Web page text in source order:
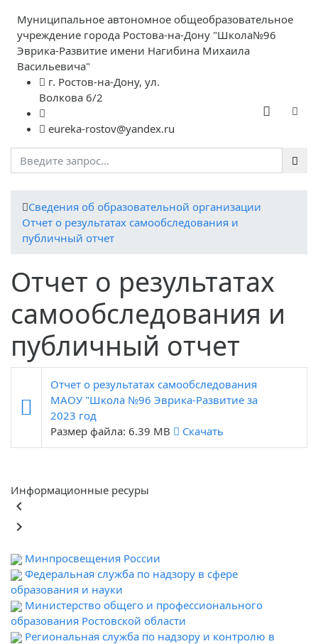
Муниципальное автономное общеобразовательное
учреждение города Ростова-на-Дону "Школа№96
Эврика-Развитие имени Нагибина Михаила
Васильевича"
г. Ростов-на-Дону, ул.
Волкова 6/2
eureka-rostov@yandex.ru
Cведения об образовательной организации
Отчет о результатах самообследования и
публичный отчет
Отчет о результатах
самообследования и
публичный отчет
Отчет о результатах самообследования
МАОУ "Школа №96 Эврика-Развитие за
2023 год
Размер файла: 6.39 MB
Скачать
Информационные ресуры
keyboard_arrow_left
keyboard_arrow_right
Минпросвещения России
Федеральная служба по надзору в сфере
образования и науки
Министерство общего и профессионального
образования Ростовской области
Региональная служба по надзору и контролю в